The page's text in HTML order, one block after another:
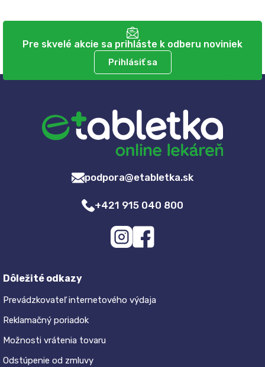
Pre skvelé akcie sa prihláste k odberu noviniek
Prihlásiť sa
podpora@etabletka.sk
+421 915 040 800
Dôležité odkazy
Prevádzkovateľ internetového výdaja
Reklamačný poriadok
Možnosti vrátenia tovaru
Odstúpenie od zmluvy